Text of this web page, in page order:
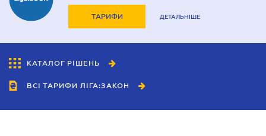
ТАРИФИ ДЕТАЛЬНІШЕ
КАТАЛОГ РІШЕНЬ
ВСІ ТАРИФИ ЛІГА:ЗАКОН